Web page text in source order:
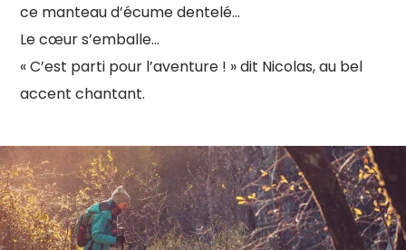
ce manteau d’écume dentelé…
Le cœur s’emballe…
« C’est parti pour l’aventure ! » dit Nicolas, au bel
accent chantant.